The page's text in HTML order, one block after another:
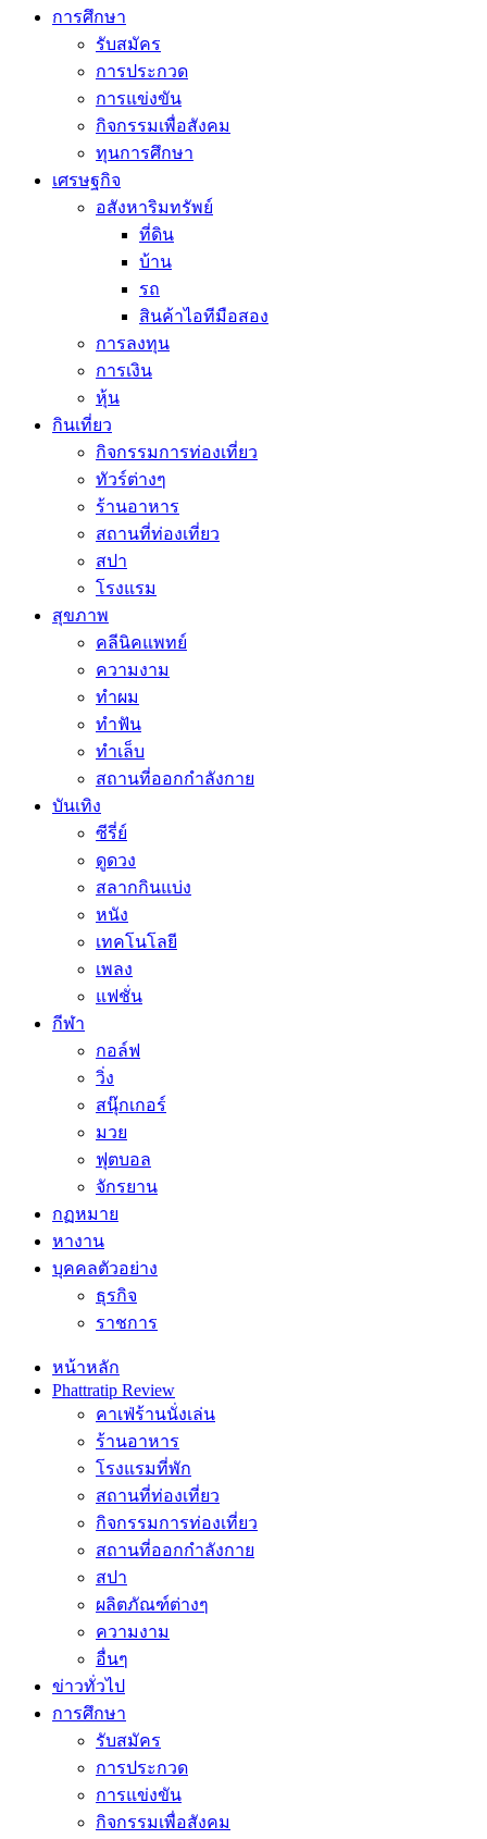
การศึกษา
รับสมัคร
การประกวด
การแข่งขัน
กิจกรรมเพื่อสังคม
ทุนการศึกษา
เศรษฐกิจ
อสังหาริมทรัพย์
ที่ดิน
บ้าน
รถ
สินค้าไอทีมือสอง
การลงทุน
การเงิน
หุ้น
กินเที่ยว
กิจกรรมการท่องเที่ยว
ทัวร์ต่างๆ
ร้านอาหาร
สถานที่ท่องเที่ยว
สปา
โรงแรม
สุขภาพ
คลีนิคแพทย์
ความงาม
ทำผม
ทำฟัน
ทำเล็บ
สถานที่ออกกำลังกาย
บันเทิง
ซีรี่ย์
ดูดวง
สลากกินแบ่ง
หนัง
เทคโนโลยี
เพลง
แฟชั่น
กีฬา
กอล์ฟ
วิ่ง
สนุ๊กเกอร์
มวย
ฟุตบอล
จักรยาน
กฏหมาย
หางาน
บุคคลตัวอย่าง
ธุรกิจ
ราชการ
หน้าหลัก
Phattratip Review
คาเฟ่ร้านนั่งเล่น
ร้านอาหาร
โรงแรมที่พัก
สถานที่ท่องเที่ยว
กิจกรรมการท่องเที่ยว
สถานที่ออกกำลังกาย
สปา
ผลิตภัณฑ์ต่างๆ
ความงาม
อื่นๆ
ข่าวทั่วไป
การศึกษา
รับสมัคร
การประกวด
การแข่งขัน
กิจกรรมเพื่อสังคม